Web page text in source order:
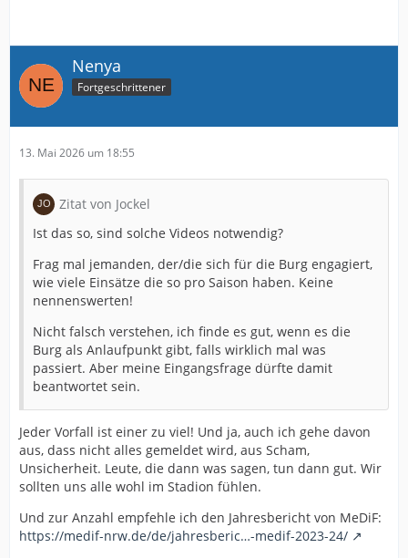
Nenya
Fortgeschrittener
13. Mai 2026 um 18:55
Zitat von Jockel
Ist das so, sind solche Videos notwendig?
Frag mal jemanden, der/die sich für die Burg engagiert,
wie viele Einsätze die so pro Saison haben. Keine
nennenswerten!
Nicht falsch verstehen, ich finde es gut, wenn es die
Burg als Anlaufpunkt gibt, falls wirklich mal was
passiert. Aber meine Eingangsfrage dürfte damit
beantwortet sein.
Jeder Vorfall ist einer zu viel! Und ja, auch ich gehe davon
aus, dass nicht alles gemeldet wird, aus Scham,
Unsicherheit. Leute, die dann was sagen, tun dann gut. Wir
sollten uns alle wohl im Stadion fühlen.
Und zur Anzahl empfehle ich den Jahresbericht von MeDiF:
https://medif-nrw.de/de/jahresberic…-medif-2023-24/